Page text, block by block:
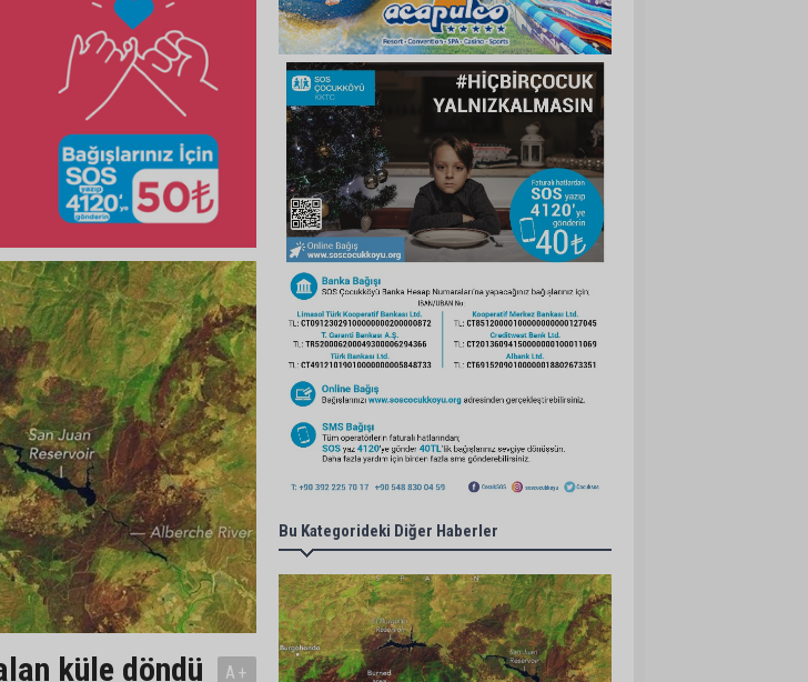
küle döndü
A+
Bu Kategorideki Diğer Haberler